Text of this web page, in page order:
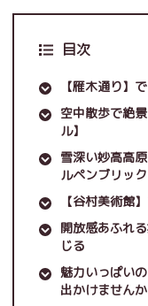
目次
【雁木通り】
空中散歩で絶
ル】
雪深い妙高高
ルペンブリック
【谷村美術館
開放感あふれ
じる
魅力いっぱい
出かけませんか